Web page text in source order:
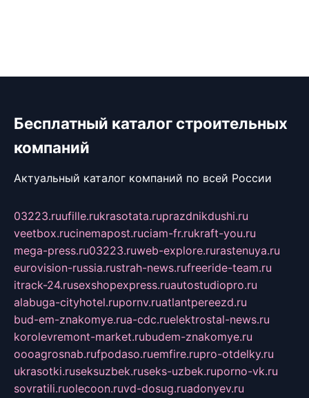
Бесплатный каталог строительных
компаний
Актуальный каталог компаний по всей России
03223.ruufille.rukrasotata.ruprazdnikdushi.ru
veetbox.rucinemapost.ruciam-fr.rukraft-you.ru
mega-press.ru03223.ruweb-explore.rurastenuya.ru
eurovision-russia.rustrah-news.rufreeride-team.ru
itrack-24.rusexshopexpress.ruautostudiopro.ru
alabuga-cityhotel.rupornv.ruatlantpereezd.ru
bud-em-znakomye.rua-cdc.ruelektrostal-news.ru
korolevremont-market.rubudem-znakomye.ru
oooagrosnab.rufpodaso.ruemfire.rupro-otdelky.ru
ukrasotki.ruseksuzbek.ruseks-uzbek.ruporno-vk.ru
sovratili.ruolecoon.ruvd-dosug.ruadonyev.ru